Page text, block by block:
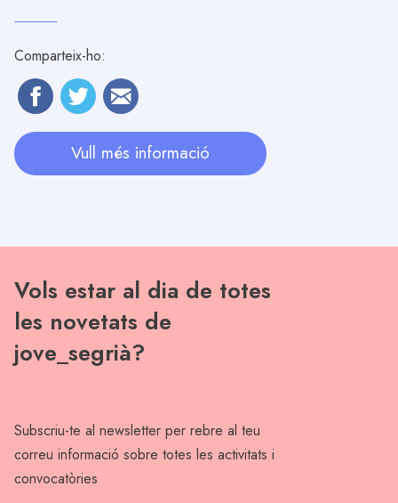
Comparteix-ho:
Vull més informació
Vols estar al dia de totes
les novetats de
jove_segrià?
Subscriu-te al newsletter per rebre al teu
correu informació sobre totes les activitats i
convocatòries